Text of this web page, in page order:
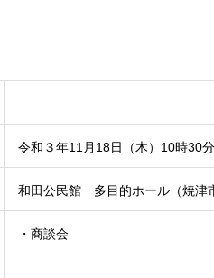
令和３年11月18日（木）10時30
和田公民館 多目的ホール（焼津
・商談会